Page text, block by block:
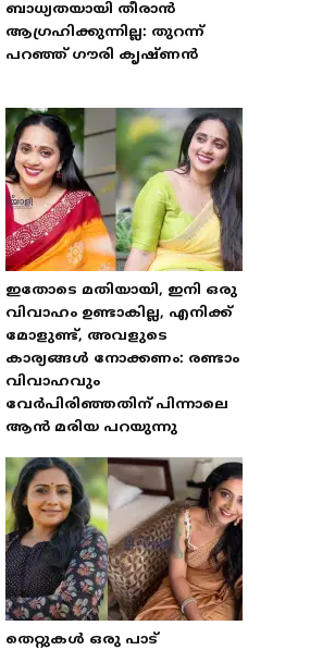
ബാധ്യതയായി തീരാൻ
ആഗ്രഹിക്കുന്നില്ല: തുറന്ന്
പറഞ്ഞ് ഗൗരി കൃഷ്ണൻ
ഇതോടെ മതിയായി, ഇനി ഒരു
വിവാഹം ഉണ്ടാകില്ല, എനിക്ക്
മോളുണ്ട്, അവളുടെ
കാര്യങ്ങൾ നോക്കണം: രണ്ടാം
വിവാഹവും
വേർപിരിഞ്ഞതിന് പിന്നാലെ
ആൻ മരിയ പറയുന്നു
തെറ്റുകൾ ഒരു പാട്